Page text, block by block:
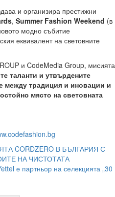
и организира престижни
, Summer Fashion Weekend (в
модно събитие
еквивалент на световните
и CodeMedia Group, мисията
таланти и утвърдените
между традиция и иновации и
място на световната
CORDZERO В БЪЛГАРИЯ С
НА ЧИСТОТАТА
е партньор на селекцията „30